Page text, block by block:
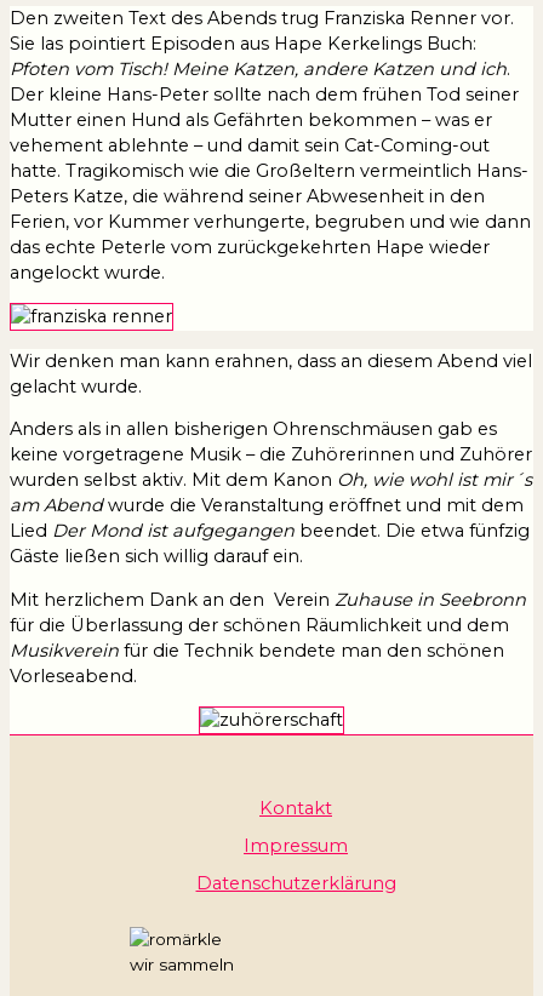
Den zweiten Text des Abends trug Franziska Renner vor.
Sie las pointiert Episoden aus Hape Kerkelings Buch:
Pfoten vom Tisch! Meine Katzen, andere Katzen und ich.
Der kleine Hans-Peter sollte nach dem frühen Tod seiner
Mutter einen Hund als Gefährten bekommen – was er
vehement ablehnte – und damit sein Cat-Coming-out
hatte. Tragikomisch wie die Großeltern vermeintlich Hans-
Peters Katze, die während seiner Abwesenheit in den
Ferien, vor Kummer verhungerte, begruben und wie dann
das echte Peterle vom zurückgekehrten Hape wieder
angelockt wurde.
Wir denken man kann erahnen, dass an diesem Abend viel
gelacht wurde.
Anders als in allen bisherigen Ohrenschmäusen gab es
keine vorgetragene Musik – die Zuhörerinnen und Zuhörer
wurden selbst aktiv. Mit dem Kanon Oh, wie wohl ist mir´s
am Abendwurde die Veranstaltung eröffnet und mit dem
Lied Der Mond ist aufgegangen beendet. Die etwa fünfzig
Gäste ließen sich willig darauf ein.
Mit herzlichem Dank an den Verein Zuhause in Seebronn
für die Überlassung der schönen Räumlichkeit und dem
Musikverein für die Technik bendete man den schönen
Vorleseabend.
Kontakt
Impressum
Datenschutzerklärung
wir sammeln